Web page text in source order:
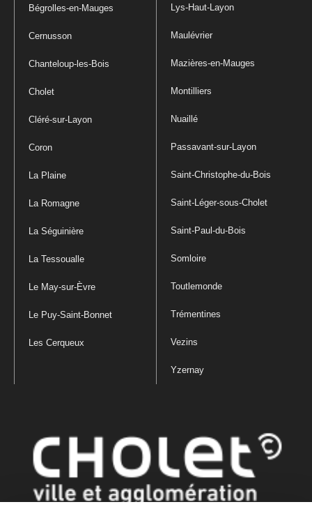
Bégrolles-en-Mauges
Cernusson
Chanteloup-les-Bois
Cholet
Cléré-sur-Layon
Coron
La Plaine
La Romagne
La Séguinière
La Tessoualle
Le May-sur-Èvre
Le Puy-Saint-Bonnet
Les Cerqueux
Lys-Haut-Layon
Maulévrier
Mazières-en-Mauges
Montilliers
Nuaillé
Passavant-sur-Layon
Saint-Christophe-du-Bois
Saint-Léger-sous-Cholet
Saint-Paul-du-Bois
Somloire
Toutlemonde
Trémentines
Vezins
Yzernay